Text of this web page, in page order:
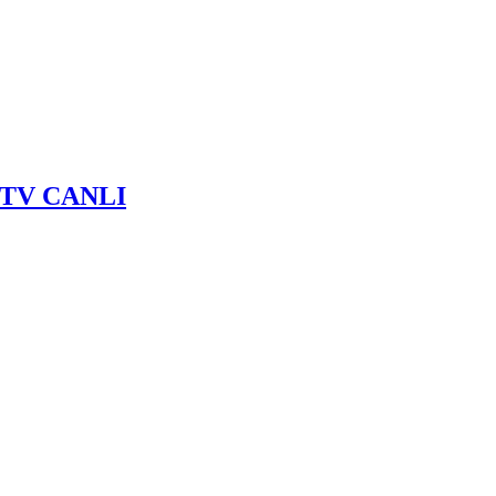
TV CANLI